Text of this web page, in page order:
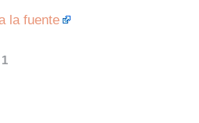
la fuente